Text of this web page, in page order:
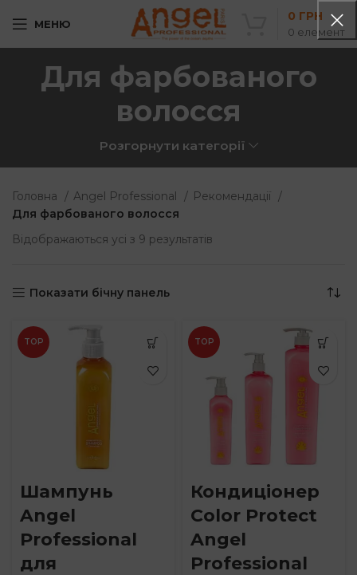
МЕНЮ
0 елемент
0 ГРН
Для фарбованого
волосся
Розгорнути категорії
Головна Angel Professional
Рекомендації
Для фарбованого волосся
Відображаються усі з 9 результатів
Показати бічну панель
TOP
Шампунь
Angel
Professional
для
TOP
Кондиціонер
Color Protect
Angel
Professional